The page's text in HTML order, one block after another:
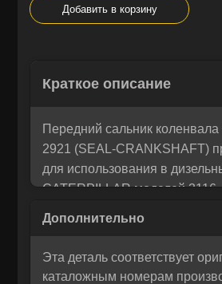
нам!
Мы понимаем, как важно принять
напишите нам, и мы с радостью
предложим лучшее
Корзина
Рассчитать лизинг:
Добавить в корзину
Краткое описание
Передний сальник
2921 (SEAL-CRANKSHAFT)
для использования в
CATERPILLAR моделей
защиту от утечек масла и
оригинальными агрегатами.
Эта деталь соответствует
каталожным номерам